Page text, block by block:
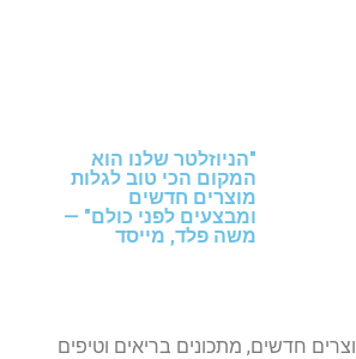
"הניוזלטר שלנו הוא
המקום הכי טוב לגלות
מוצרים חדשים
ומבצעים לפני כולם"—
משה פלד, מייסד
חדשים, מתכונים בריאים וטיפים